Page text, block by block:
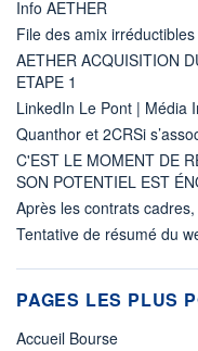
Info AETHER
File des amix
AETHER ACQUISITION
ETAPE 1
LinkedIn Le Pont | Média
Quanthor et 2CRSi
C'EST LE MOMENT DE
SON POTENTIEL EST
Après les contrats
Tentative de résumé du
PAGES LES PLUS
Accueil Bourse